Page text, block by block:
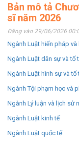
Bản mô tả
sĩ năm 2026
Đăng vào 29/06/2026
Ngành Luật hiến pháp và
Ngành Luật dân sự và tố
Ngành Luật hình sự và tố
Ngành Tội phạm học và
Ngành Lý luận và lịch sử
Ngành Luật kinh tế
Ngành Luật quốc tế